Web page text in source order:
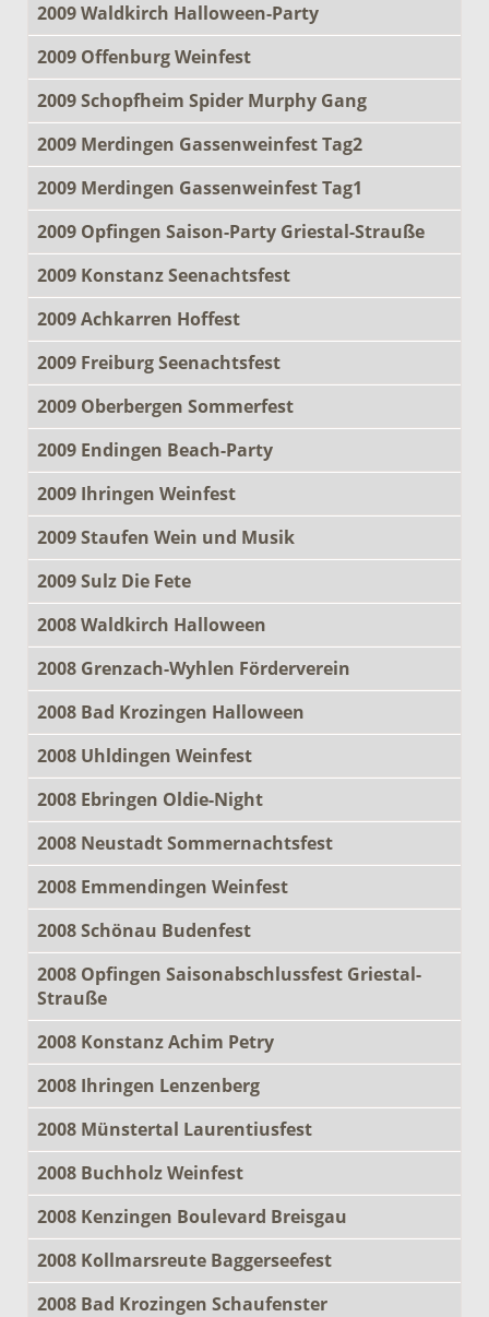
2009 Waldkirch Halloween-Party
2009 Offenburg Weinfest
2009 Schopfheim Spider Murphy Gang
2009 Merdingen Gassenweinfest Tag2
2009 Merdingen Gassenweinfest Tag1
2009 Opfingen Saison-Party Griestal-Strauße
2009 Konstanz Seenachtsfest
2009 Achkarren Hoffest
2009 Freiburg Seenachtsfest
2009 Oberbergen Sommerfest
2009 Endingen Beach-Party
2009 Ihringen Weinfest
2009 Staufen Wein und Musik
2009 Sulz Die Fete
2008 Waldkirch Halloween
2008 Grenzach-Wyhlen Förderverein
2008 Bad Krozingen Halloween
2008 Uhldingen Weinfest
2008 Ebringen Oldie-Night
2008 Neustadt Sommernachtsfest
2008 Emmendingen Weinfest
2008 Schönau Budenfest
2008 Opfingen Saisonabschlussfest Griestal-
Strauße
2008 Konstanz Achim Petry
2008 Ihringen Lenzenberg
2008 Münstertal Laurentiusfest
2008 Buchholz Weinfest
2008 Kenzingen Boulevard Breisgau
2008 Kollmarsreute Baggerseefest
2008 Bad Krozingen Schaufenster